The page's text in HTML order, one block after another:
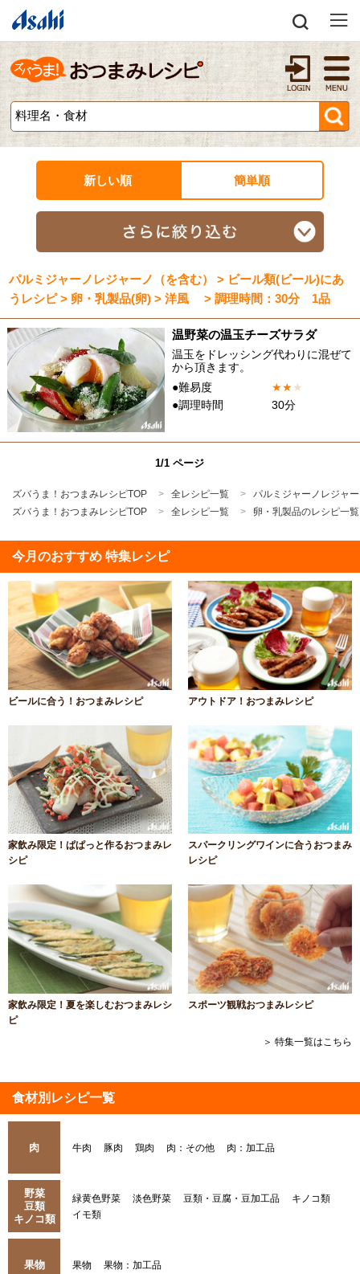
新しい順 簡単順
パルミジャーノレジャーノ（を含む） > ビール類(ビール)にあ
うレシピ > 卵・乳製品(卵) > 洋風 > 調理時間：30分 1品
温野菜の温玉チーズサラダ
温玉をドレッシング代わりに混ぜて
から頂きます。
●難易度
★★★
●調理時間
30分
1/1 ページ
ズバうま！おつまみレシピTOP 全レシピ一覧
パルミジャーノレジャ
ズバうま！おつまみレシピTOP
全レシピ一覧 卵・乳製品のレシピ一覧
今月のおすすめ 特集レシピ
ビールに合う！おつまみレシピ アウトドア！おつまみレシピ
家飲み限定！ぱぱっと作るおつまみレ
シピ
スパークリングワインに合うおつまみ
レシピ
家飲み限定！夏を楽しむおつまみレシ
ピ
スポーツ観戦おつまみレシピ
＞ 特集一覧はこちら
食材別レシピ一覧
肉 牛肉 豚肉 鶏肉 肉：その他 肉：加工品
野菜
豆類
キノコ類
緑黄色野菜 淡色野菜 豆類・豆腐・豆加工品
キノコ類
イモ類
果物 果物 果物：加工品